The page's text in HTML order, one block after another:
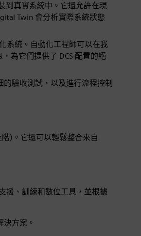
到真實系統中。它還允許在現
Twin 會分析實際系統狀態
系統。自動化工程師可以在我
，為它們提供了 DCS 配置的絕
驗收測試，以及進行流程控制
階)。它還可以輕鬆整合來自
援、訓練和數位工具，並根據
方案。